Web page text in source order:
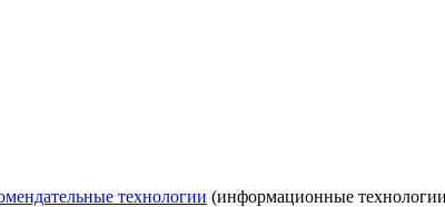
технологии (информационные